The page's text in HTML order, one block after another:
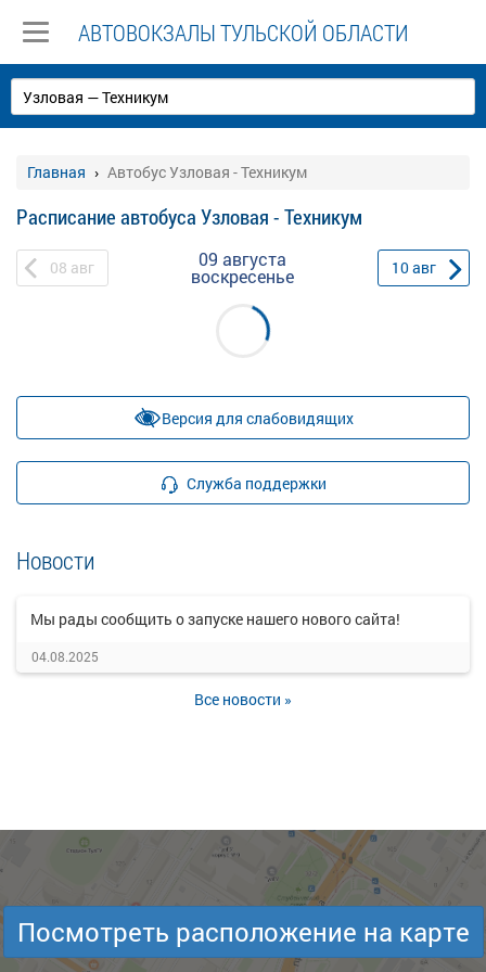
АВТОВОКЗАЛЫ ТУЛЬСКОЙ ОБЛАСТИ
Главная Автобус Узловая - Техникум
Расписание автобуса Узловая - Техникум
08 авг 09 августа
воскресенье 10авг
Версия для слабовидящих
Служба поддержки
Новости
Мы рады сообщить о запуске нашего нового сайта!
04.08.2025
Все новости »
Посмотреть расположение на карте